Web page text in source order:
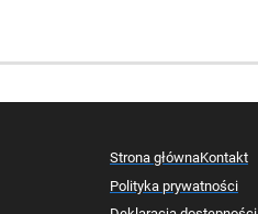
Strona głównaKontakt
Polityka prywatności